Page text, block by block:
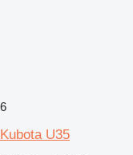
6
Kubota U35